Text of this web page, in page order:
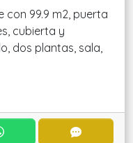
con 99.9 m2, puerta
cubierta y
dos plantas, sala,
CONTACTAR POR